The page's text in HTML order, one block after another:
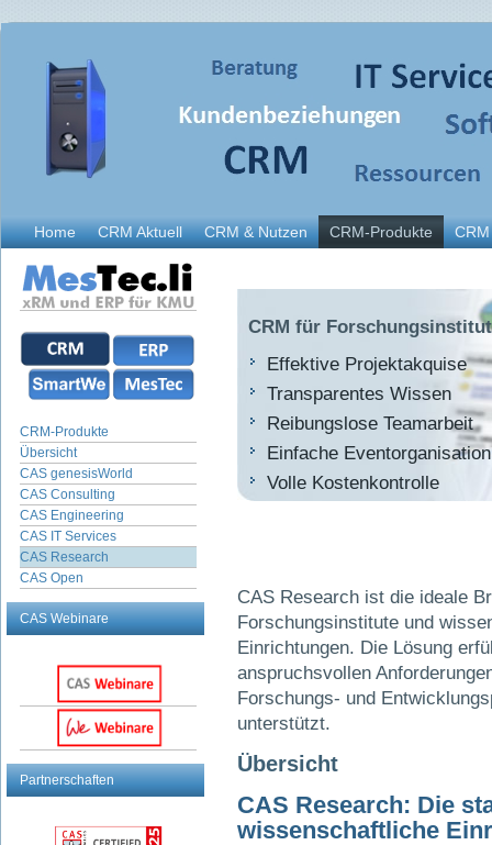
Home CRM Aktuell CRM & Nutzen CRM-Produkte
CRM-Produkte
Übersicht
CAS genesisWorld
CAS Consulting
CAS Engineering
CAS IT Services
CAS Research
CAS Open
CAS Webinare
Partnerschaften
CRM für
Effektive Projektakquise
Transparentes Wissen
Reibungslose Teamarbeit
Einfache Eventorganisation
Volle Kostenkontrolle
CAS Research ist die ideale
Forschungs­institute und
Einrichtungen. Die Lösung
anspruchsvollen
Forschungs- und
unterstützt.
Übersicht
CAS Research: Die
wissenschaftliche